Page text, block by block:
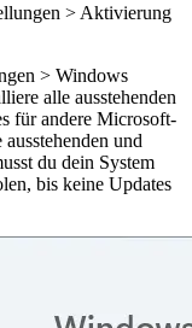
> Aktivierung
> Windows
alle ausstehenden
für andere Microsoft-
und
du dein System
bis keine Updates